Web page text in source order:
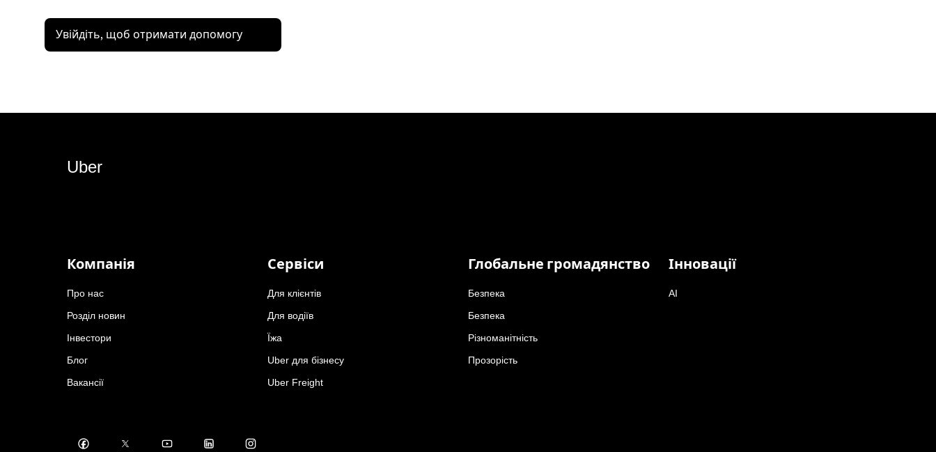
Увійдіть, щоб отримати допомогу
Uber
Компанія
Про нас
Розділ новин
Інвестори
Блог
Вакансії
Сервіси
Для клієнтів
Для водіїв
Їжа
Uber для бізнесу
Uber Freight
Глобальне громадянство
Безпека
Безпека
Різноманітність
Прозорість
Інновації
AI